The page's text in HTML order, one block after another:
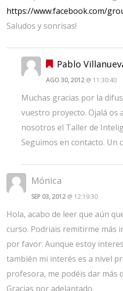
https://www.facebook.com/
Saludos y sonrisas!
Pablo
AGO 30, 2012 @ 11:30:40
Muchas gracias por la
vuestro proyecto. Ojalá os
nosotros el Taller de
Seguimos en contacto. Un
Mónica
SEP 03, 2012 @ 12:19:30
Hola, acabo de leer que aún
curso. Podriais remitirme más
por favor. Aunque estoy
también mi interés es a nivel
profesora, me podéis dar más
Gracias por adelantado.